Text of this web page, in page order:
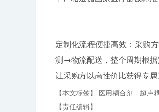
定制化流程便捷高效：采
测→物流配送，整个周期根据
让采购方以高性价比获得专属
【本文标签】 医用耦合剂 超声
【责任编辑】